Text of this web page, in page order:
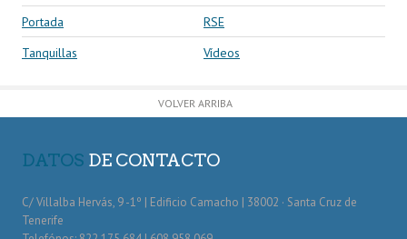
Portada
RSE
Tanquillas
Vídeos
VOLVER ARRIBA
DATOS DE CONTACTO
C/ Villalba Hervás, 9 -1º | Edificio Camacho | 38002 · Santa Cruz de
Tenerife